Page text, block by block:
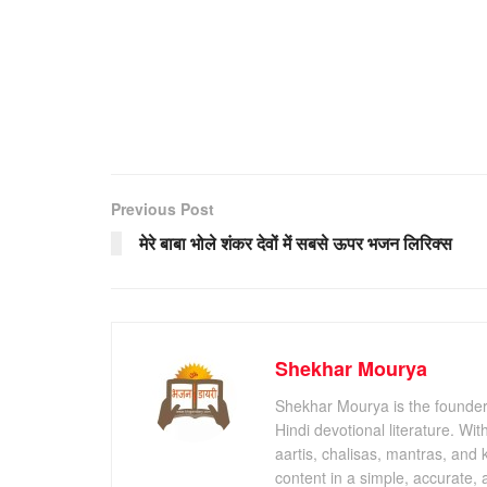
Previous Post
मेरे बाबा भोले शंकर देवों में सबसे ऊपर भजन लिरिक्स
Shekhar Mourya
Shekhar Mourya is the
Hindi devotional literature.
aartis, chalisas, mantras, and
content in a simple, accurate,